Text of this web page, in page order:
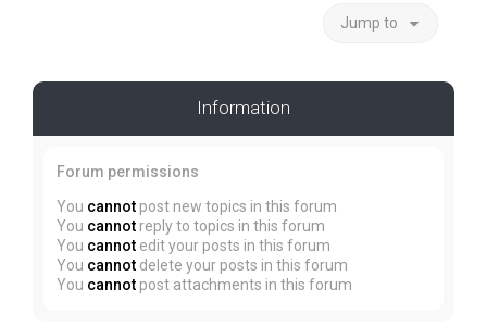
Jump to
Information
Forum permissions
You cannot post new topics in this forum
You cannot reply to topics in this forum
You cannot edit your posts in this forum
You cannot delete your posts in this forum
You cannot post attachments in this forum